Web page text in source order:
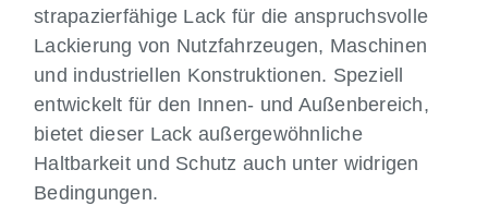
strapazierfähige Lack für die anspruchsvolle
Lackierung von Nutzfahrzeugen, Maschinen
und industriellen Konstruktionen. Speziell
entwickelt für den Innen- und Außenbereich,
bietet dieser Lack außergewöhnliche
Haltbarkeit und Schutz auch unter widrigen
Bedingungen.